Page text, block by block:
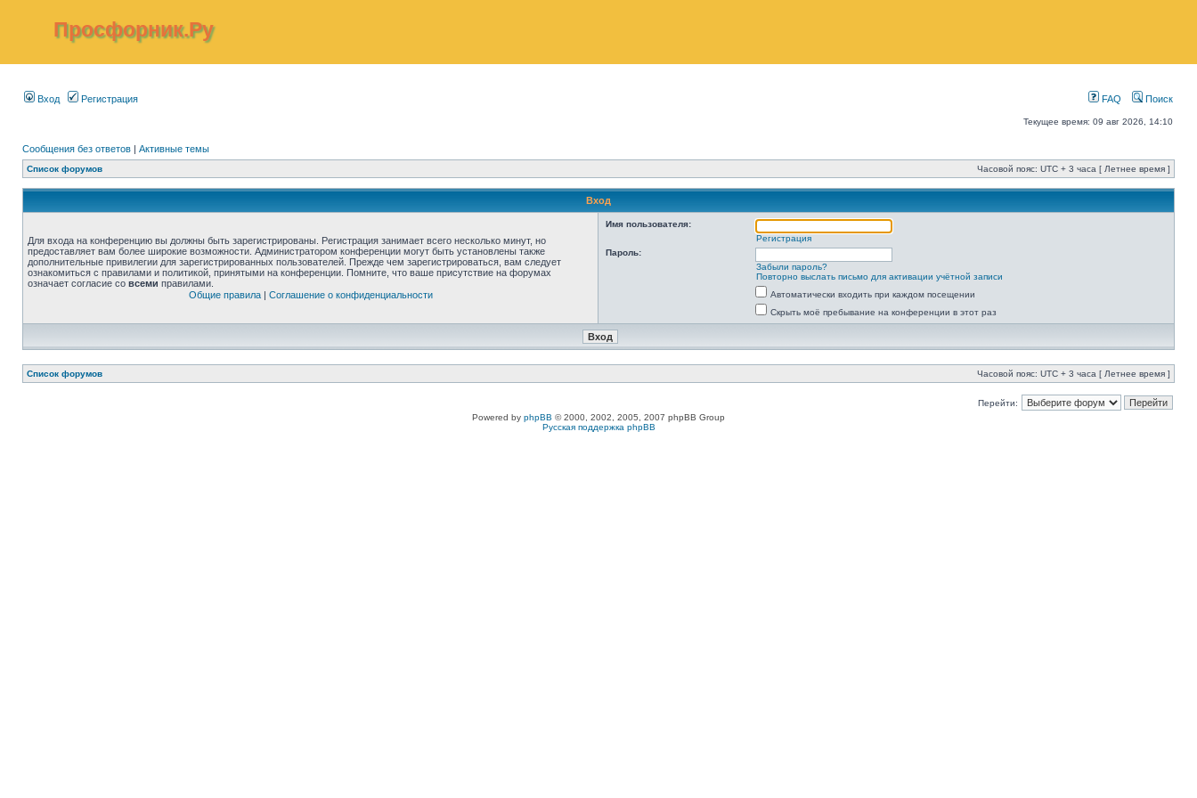
Просфорник.Ру
Вход Регистрация FAQ Поиск
Текущее время: 09 авг 2026, 14:10
Сообщения без ответов | Активные темы
Список форумов Часовой пояс: UTC + 3 часа [ Летнее время ]
Вход
Для входа на конференцию вы должны быть зарегистрированы. Регистрация занимает всего несколько минут, но
предоставляет вам более широкие возможности. Администратором конференции могут быть установлены также
дополнительные привилегии для зарегистрированных пользователей. Прежде чем зарегистрироваться, вам следует
ознакомиться с правилами и политикой, принятыми на конференции. Помните, что ваше присутствие на форумах
означает согласие со всеми правилами.
Общие правила| Соглашение о конфиденциальности
Имя пользователя:
Регистрация
Пароль:
Забыли пароль?
Повторно выслать письмо для активации учётной записи
Автоматически входить при каждом посещении
Скрыть моё пребывание на конференции в этот раз
Список форумов Часовой пояс: UTC + 3 часа [ Летнее время ]
Перейти:
Powered by phpBB © 2000, 2002, 2005, 2007 phpBB Group
Русская поддержка phpBB